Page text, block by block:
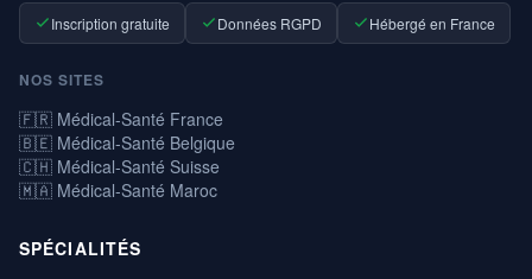
Inscription gratuite Données RGPD Hébergé en France
NOS SITES
🇫🇷 Médical-Santé France
🇧🇪 Médical-Santé Belgique
🇨🇭 Médical-Santé Suisse
🇲🇦 Médical-Santé Maroc
SPÉCIALITÉS